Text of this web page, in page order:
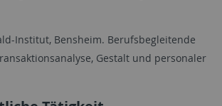
Institut, Bensheim. Berufsbegleitende
Gestalt und personaler